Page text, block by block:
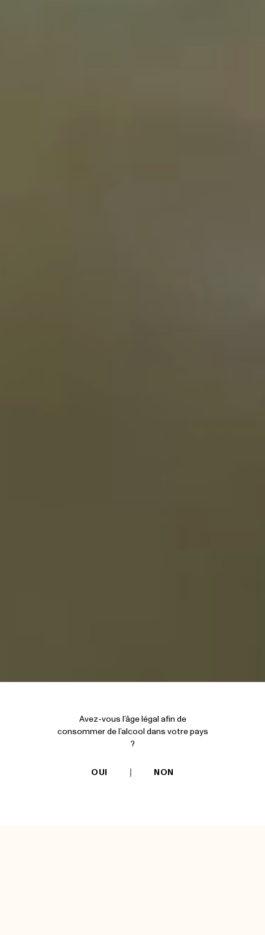
Avez-vous l’âge légal afin de
consommer de l’alcool dans votre pays
?
OUI NON